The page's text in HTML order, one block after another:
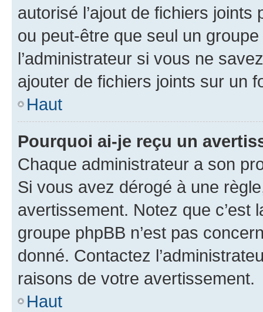
autorisé l’ajout de fichiers
ou peut-être que seul un
l’administrateur si vous ne
ajouter de fichiers joints sur un
Haut
Pourquoi ai-je reçu un
Chaque administrateur a son
Si vous avez dérogé à une
avertissement. Notez que c’est
groupe phpBB n’est pas
donné. Contactez
raisons de votre avertissement.
Haut